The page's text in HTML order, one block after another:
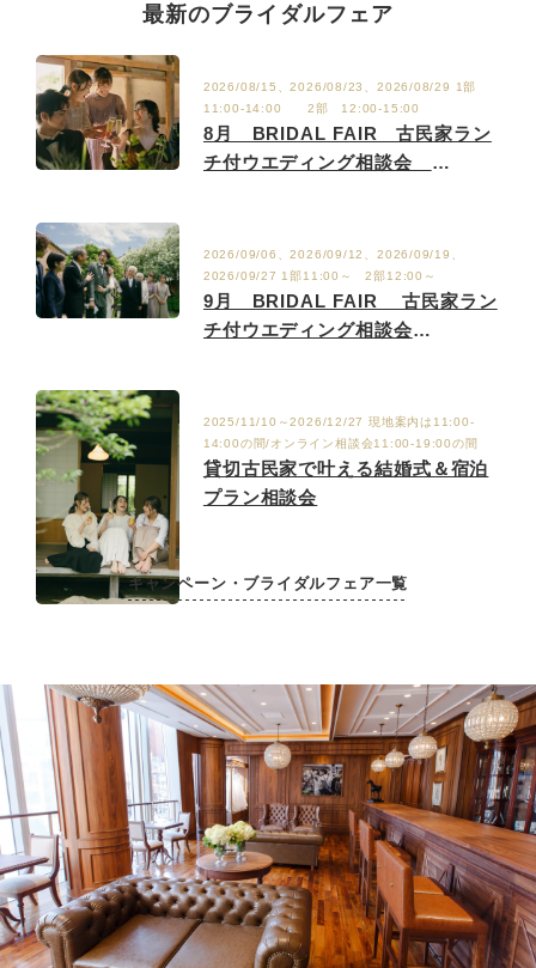
最新のブライダルフェア
2026/08/15、2026/08/23、2026/08/29 1部
11:00-14:00 2部 12:00-15:00
8月 BRIDAL FAIR 古民家ラン
チ付ウエディング相談会
2026/09/06、2026/09/12、2026/09/19、
2026/09/27 1部11:00～ 2部12:00～
9月 BRIDAL FAIR 古民家ラン
チ付ウエディング相談会
2025/11/10～2026/12/27 現地案内は11:00-
14:00の間/オンライン相談会11:00-19:00の間
貸切古民家で叶える結婚式＆宿泊
プラン相談会
キャンペーン・ブライダルフェア一覧